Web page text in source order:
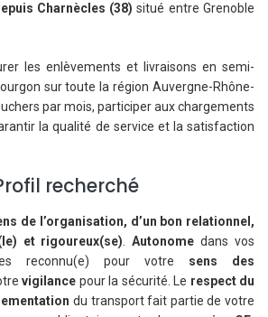
Charnècles (38) situé entre Grenoble
les enlèvements et livraisons en semi-
sur toute la région Auvergne-Rhône-
par mois, participer aux chargements
la qualité de service et la satisfaction
recherché
de l’organisation, d’un bon relationnel,
et rigoureux(se) .Autonome dans vos
reconnu(e) pour votre sens des
vigilance pour la sécurité. Le respect du
du transport fait partie de votre